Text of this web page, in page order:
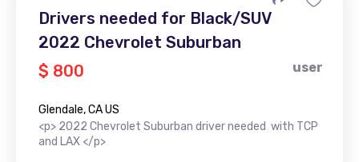
Drivers needed for Black/SUV
2022 Chevrolet Suburban
$ 800
user
Glendale, CA US
<p> 2022 Chevrolet Suburban driver needed with TCP
and LAX </p>